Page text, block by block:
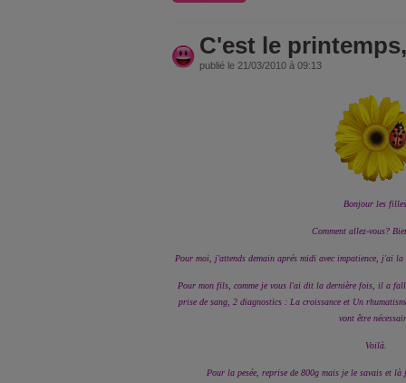
C'est le
publié le 21/03/2010 à 09:13
Bonjour les
Comment allez-vous?
Pour moi, j'attends demain aprés midi avec impatience, j'ai
Pour mon fils, comme je vous l'ai dit la dernière fois, il a
prise de sang, 2 diagnostics : La croissance et Un
vont être
Voilà.
Pour la pesée, reprise de 800g mais je le savais et là